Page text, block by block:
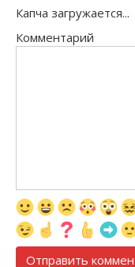
Капча загружается...
Комментарий